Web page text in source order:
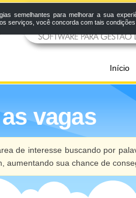
Início
vagas
de interesse buscando por
aumentando sua chance de
semelhantes para melhorar a sua
serviços, você concorda com tais